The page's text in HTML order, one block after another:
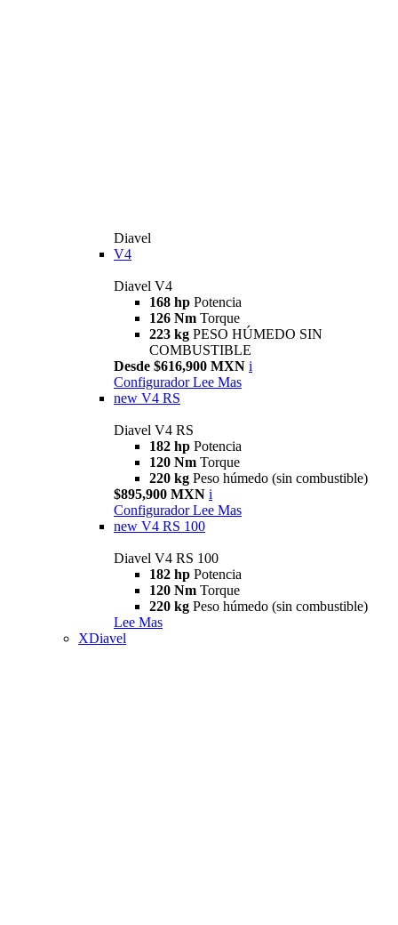
Diavel
V4
Diavel V4
168 hp Potencia
126 Nm Torque
223 kg PESO HÚMEDO SIN
COMBUSTIBLE
Desde $616,900 MXN i
Configurador Lee Mas
new V4 RS
Diavel V4 RS
182 hp Potencia
120 Nm Torque
220 kg Peso húmedo (sin combustible)
$895,900 MXN i
Configurador Lee Mas
new V4 RS 100
Diavel V4 RS 100
182 hp Potencia
120 Nm Torque
220 kg Peso húmedo (sin combustible)
Lee Mas
XDiavel